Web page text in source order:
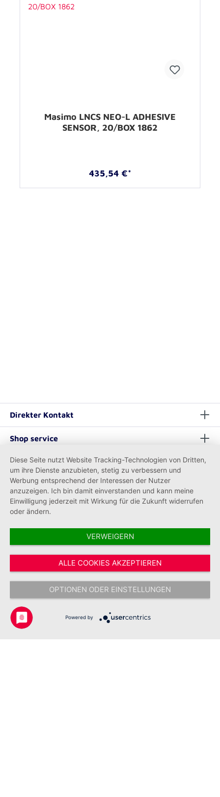
Masimo LNCS NEO-L ADHESIVE
SENSOR, 20/BOX 1862
435,54 €*
Direkter Kontakt
Shop service
Informationen
Vertrag widerrufen
* Alle Preise inkl. gesetzl. Mehrwertsteuer zzgl.Versandkostenund ggf.
Nachnahmegebühren, wenn nicht anders angegeben.
Copyright © 2026 Johanniter-Unfall-Hilfe e.V. - Alle Rechte
vorbehalten.
Diese Seite nutzt Website Tracking-Technologien von Dritten,
um ihre Dienste anzubieten, stetig zu verbessern und
Werbung entsprechend der Interessen der Nutzer
anzuzeigen. Ich bin damit einverstanden und kann meine
Einwilligung jederzeit mit Wirkung für die Zukunft widerrufen
oder ändern.
VERWEIGERN
ALLE COOKIES AKZEPTIEREN
OPTIONEN ODER EINSTELLUNGEN
Powered by